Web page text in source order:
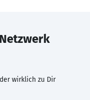
wirklich zu Dir